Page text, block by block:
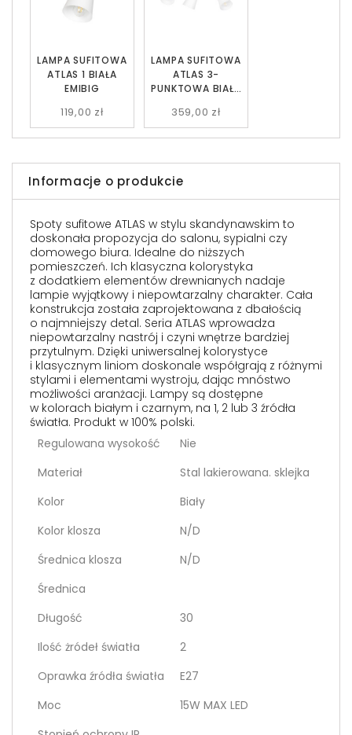
LAMPA SUFITOWA
ATLAS 1 BIAŁA
EMIBIG
119,00 zł
LAMPA SUFITOWA
ATLAS 3-
PUNKTOWA BIAŁA
359,00 zł
Informacje o produkcie
Spoty sufitowe ATLAS w stylu skandynawskim to
doskonała propozycja do salonu, sypialni czy
domowego biura. Idealne do niższych
pomieszczeń. Ich klasyczna kolorystyka
z dodatkiem elementów drewnianych nadaje
lampie wyjątkowy i niepowtarzalny charakter. Cała
konstrukcja została zaprojektowana z dbałością
o najmniejszy detal. Seria ATLAS wprowadza
niepowtarzalny nastrój i czyni wnętrze bardziej
przytulnym. Dzięki uniwersalnej kolorystyce
i klasycznym liniom doskonale współgrają z różnymi
stylami i elementami wystroju, dając mnóstwo
możliwości aranżacji. Lampy są dostępne
w kolorach białym i czarnym, na 1, 2 lub 3 źródła
światła. Produkt w 100% polski.
Regulowana wysokość
Nie
Materiał
Stal lakierowana. sklejka
Kolor
Biały
Kolor klosza
N/D
Średnica klosza
N/D
Średnica
Długość
30
Ilość żródeł światła
2
Oprawka źródła światła
E27
Moc
15W MAX LED